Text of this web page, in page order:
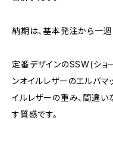
納期は、基本発注から一
定番デザインのSSW(ショ
ンオイルレザーのエルバマ
イルレザーの重み、間違い
す質感です。